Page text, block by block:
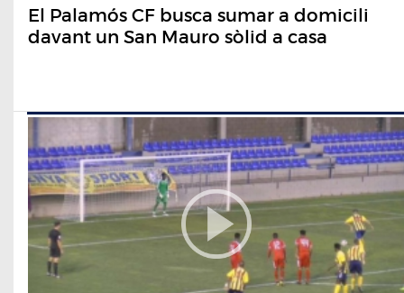
El Palamós CF busca sumar a domicili
davant un San Mauro sòlid a casa